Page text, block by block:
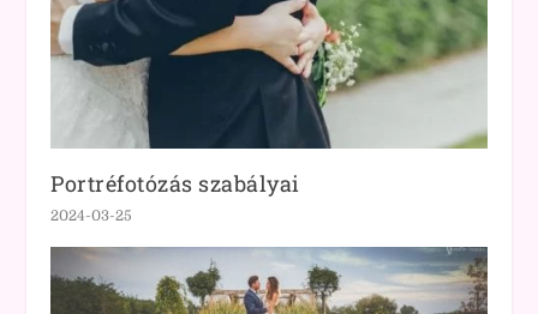
Portréfotózás szabályai
2024-03-25